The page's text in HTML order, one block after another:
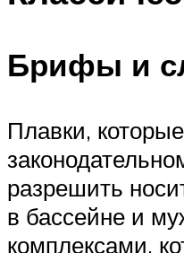
Брифы и
Плавки,
разрешить
в бассейне и
комплексами,